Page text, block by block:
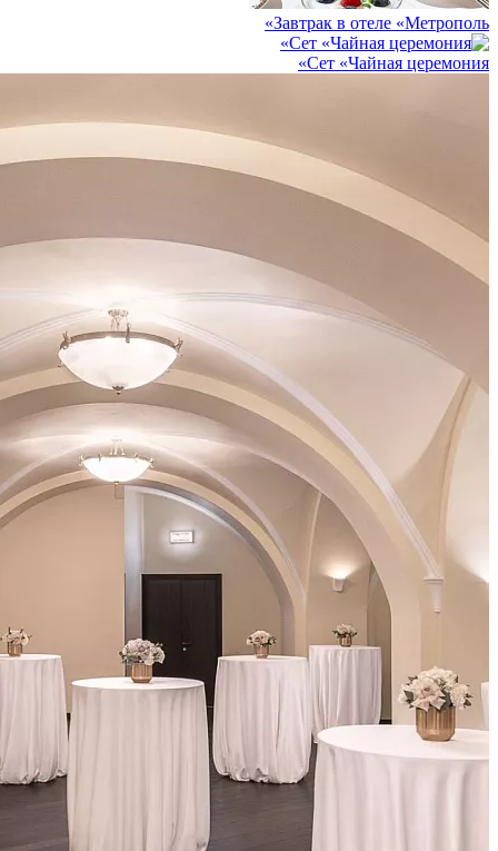
Завтрак в отеле «Метрополь»
Сет «Чайная церемония»